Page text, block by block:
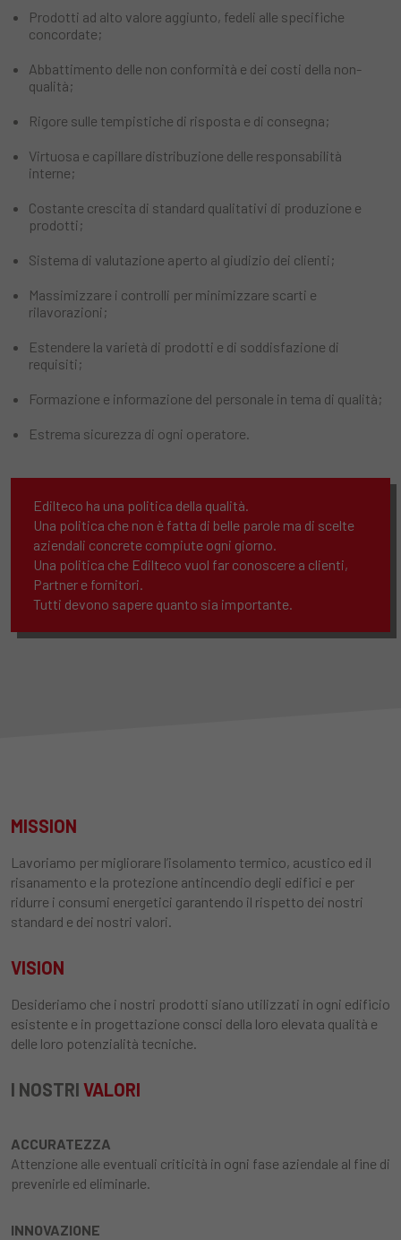
Prodotti ad alto valore aggiunto, fedeli alle specifiche
concordate;
Abbattimento delle non conformità e dei costi della non-
qualità;
Rigore sulle tempistiche di risposta e di consegna;
Virtuosa e capillare distribuzione delle responsabilità
interne;
Costante crescita di standard qualitativi di produzione e
prodotti;
Sistema di valutazione aperto al giudizio dei clienti;
Massimizzare i controlli per minimizzare scarti e
rilavorazioni;
Estendere la varietà di prodotti e di soddisfazione di
requisiti;
Formazione e informazione del personale in tema di qualità;
Estrema sicurezza di ogni operatore.
Edilteco ha una politica della qualità.
Una politica che non è fatta di belle parole ma di scelte
aziendali concrete compiute ogni giorno.
Una politica che Edilteco vuol far conoscere a clienti,
Partner e fornitori.
Tutti devono sapere quanto sia importante.
MISSION
Lavoriamo per migliorare l’isolamento termico, acustico ed il
risanamento e la protezione antincendio degli edifici e per
ridurre i consumi energetici garantendo il rispetto dei nostri
standard e dei nostri valori.
VISION
Desideriamo che i nostri prodotti siano utilizzati in ogni edificio
esistente e in progettazione consci della loro elevata qualità e
delle loro potenzialità tecniche.
I NOSTRI VALORI
ACCURATEZZA
Attenzione alle eventuali criticità in ogni fase aziendale al fine di
prevenirle ed eliminarle.
INNOVAZIONE